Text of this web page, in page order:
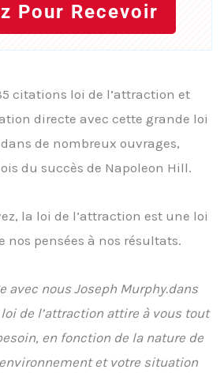
Pour Recevoir
citations loi de l’attraction et
directe avec cette grande loi
de nombreux ouvrages,
du succès de Napoleon Hill.
la loi de l’attraction est une loi
nos pensées à nos résultats.
avec nous Joseph Murphy.dans
de l’attraction attire à vous tout
en fonction de la nature de
et votre situation